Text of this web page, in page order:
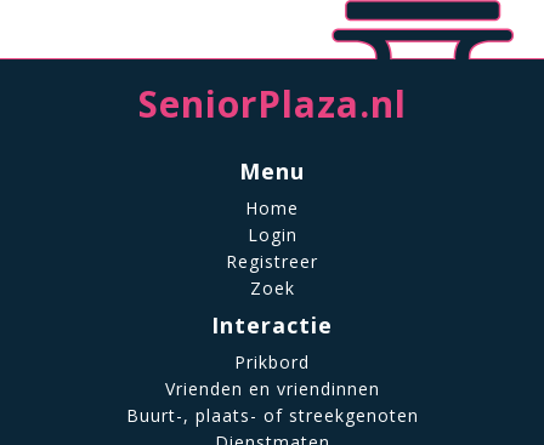
SeniorPlaza.nl
Menu
Home
Login
Registreer
Zoek
Interactie
Prikbord
Vrienden en vriendinnen
Buurt-, plaats- of streekgenoten